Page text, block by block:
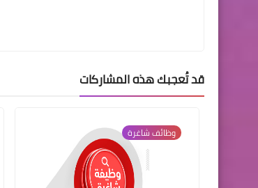
قد تُعجبك هذه المشاركات
وظائف شاغرة